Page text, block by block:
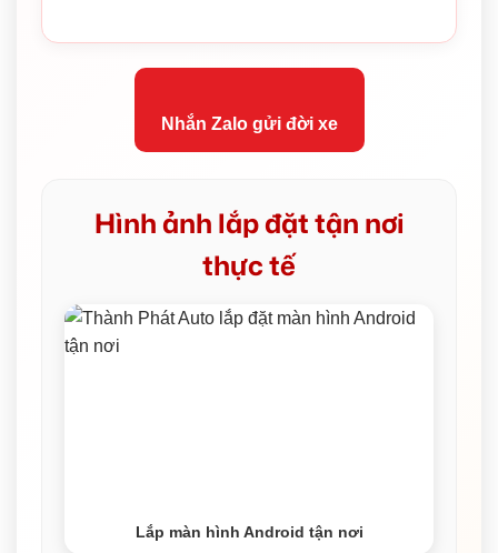
Nhắn Zalo gửi đời xe
Hình ảnh lắp đặt tận nơi
thực tế
Lắp màn hình Android tận nơi